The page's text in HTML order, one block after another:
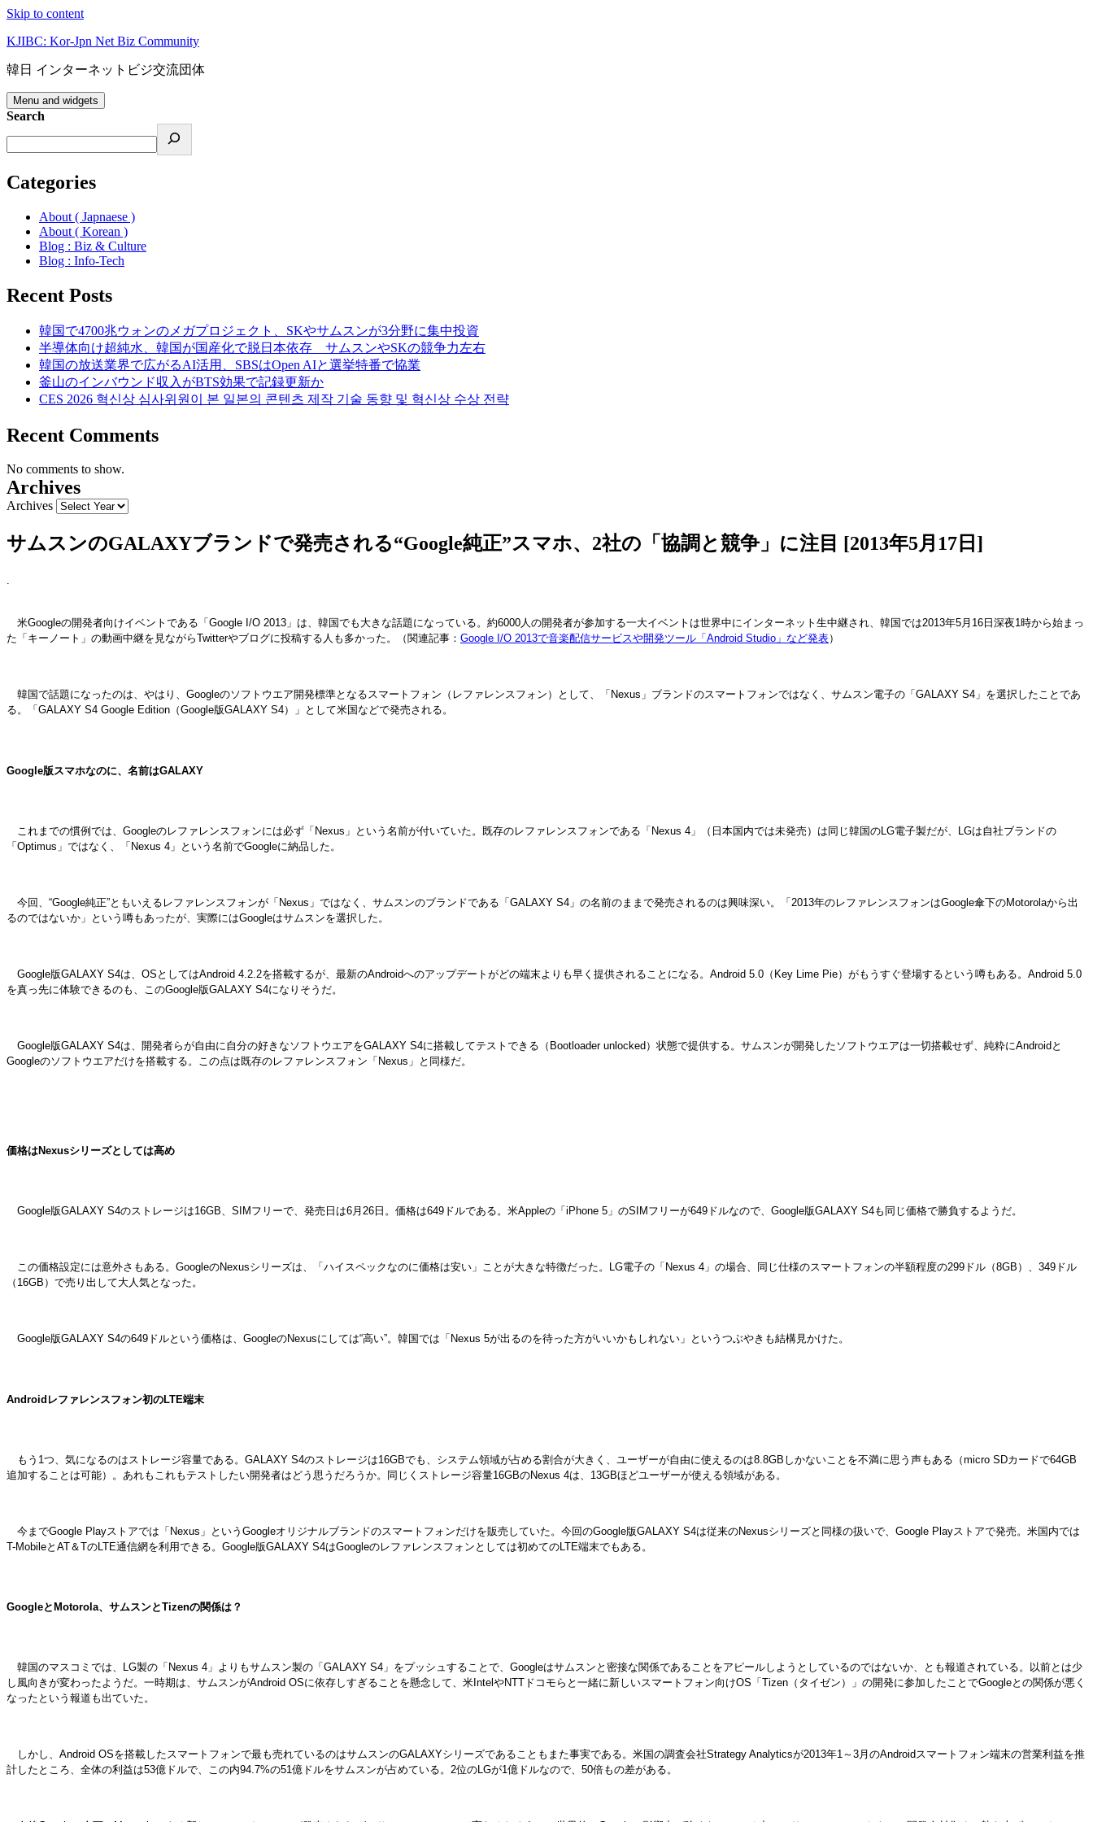
Skip to content
KJIBC: Kor-Jpn Net Biz Community
韓日 インターネットビジ交流団体
Menu and widgets
Search
Categories
About ( Japnaese )
About ( Korean )
Blog : Biz & Culture
Blog : Info-Tech
Recent Posts
韓国で4700兆ウォンのメガプロジェクト、SKやサムスンが3分野に集中投資
半導体向け超純水、韓国が国産化で脱日本依存 サムスンやSKの競争力左右
韓国の放送業界で広がるAI活用、SBSはOpen AIと選挙特番で協業
釜山のインバウンド収入がBTS効果で記録更新か
CES 2026 혁신상 심사위원이 본 일본의 콘텐츠 제작 기술 동향 및 혁신상 수상 전략
Recent Comments
No comments to show.
Archives
Archives
サムスンのGALAXYブランドで発売される“Google純正”スマホ、2社の「協調と競争」に注目 [2013年5月17日]
.
米Googleの開発者向けイベントである「Google I/O 2013」は、韓国でも大きな話題になっている。約6000人の開発者が参加する一大イベントは世界中にインターネット生中継され、韓国では2013年5月16日深夜1時から始まっ
た「キーノート」の動画中継を見ながらTwitterやブログに投稿する人も多かった。（関連記事： Google I/O 2013で音楽配信サービスや開発ツール「Android Studio」など発表）
韓国で話題になったのは、やはり、Googleのソフトウエア開発標準となるスマートフォン（レファレンスフォン）として、「Nexus」ブランドのスマートフォンではなく、サムスン電子の「GALAXY S4」を選択したことであ
る。「GALAXY S4 Google Edition（Google版GALAXY S4）」として米国などで発売される。
Google版スマホなのに、名前はGALAXY
これまでの慣例では、Googleのレファレンスフォンには必ず「Nexus」という名前が付いていた。既存のレファレンスフォンである「Nexus 4」（日本国内では未発売）は同じ韓国のLG電子製だが、LGは自社ブランドの
「Optimus」ではなく、「Nexus 4」という名前でGoogleに納品した。
今回、“Google純正”ともいえるレファレンスフォンが「Nexus」ではなく、サムスンのブランドである「GALAXY S4」の名前のままで発売されるのは興味深い。「2013年のレファレンスフォンはGoogle傘下のMotorolaから出
るのではないか」という噂もあったが、実際にはGoogleはサムスンを選択した。
Google版GALAXY S4は、OSとしてはAndroid 4.2.2を搭載するが、最新のAndroidへのアップデートがどの端末よりも早く提供されることになる。Android 5.0（Key Lime Pie）がもうすぐ登場するという噂もある。Android 5.0
を真っ先に体験できるのも、このGoogle版GALAXY S4になりそうだ。
Google版GALAXY S4は、開発者らが自由に自分の好きなソフトウエアをGALAXY S4に搭載してテストできる（Bootloader unlocked）状態で提供する。サムスンが開発したソフトウエアは一切搭載せず、純粋にAndroidと
Googleのソフトウエアだけを搭載する。この点は既存のレファレンスフォン「Nexus」と同様だ。
価格はNexusシリーズとしては高め
Google版GALAXY S4のストレージは16GB、SIMフリーで、発売日は6月26日。価格は649ドルである。米Appleの「iPhone 5」のSIMフリーが649ドルなので、Google版GALAXY S4も同じ価格で勝負するようだ。
この価格設定には意外さもある。GoogleのNexusシリーズは、「ハイスペックなのに価格は安い」ことが大きな特徴だった。LG電子の「Nexus 4」の場合、同じ仕様のスマートフォンの半額程度の299ドル（8GB）、349ドル
（16GB）で売り出して大人気となった。
Google版GALAXY S4の649ドルという価格は、GoogleのNexusにしては“高い”。韓国では「Nexus 5が出るのを待った方がいいかもしれない」というつぶやきも結構見かけた。
Androidレファレンスフォン初のLTE端末
もう1つ、気になるのはストレージ容量である。GALAXY S4のストレージは16GBでも、システム領域が占める割合が大きく、ユーザーが自由に使えるのは8.8GBしかないことを不満に思う声もある（micro SDカードで64GB
追加することは可能）。あれもこれもテストしたい開発者はどう思うだろうか。同じくストレージ容量16GBのNexus 4は、13GBほどユーザーが使える領域がある。
今までGoogle Playストアでは「Nexus」というGoogleオリジナルブランドのスマートフォンだけを販売していた。今回のGoogle版GALAXY S4は従来のNexusシリーズと同様の扱いで、Google Playストアで発売。米国内では
T-MobileとAT＆TのLTE通信網を利用できる。Google版GALAXY S4はGoogleのレファレンスフォンとしては初めてのLTE端末でもある。
GoogleとMotorola、サムスンとTizenの関係は？
韓国のマスコミでは、LG製の「Nexus 4」よりもサムスン製の「GALAXY S4」をプッシュすることで、Googleはサムスンと密接な関係であることをアピールしようとしているのではないか、とも報道されている。以前とは少
し風向きが変わったようだ。一時期は、サムスンがAndroid OSに依存しすぎることを懸念して、米IntelやNTTドコモらと一緒に新しいスマートフォン向けOS「Tizen（タイゼン）」の開発に参加したことでGoogleとの関係が悪く
なったという報道も出ていた。
しかし、Android OSを搭載したスマートフォンで最も売れているのはサムスンのGALAXYシリーズであることもまた事実である。米国の調査会社Strategy Analyticsが2013年1～3月のAndroidスマートフォン端末の営業利益を推
計したところ、全体の利益は53億ドルで、この内94.7%の51億ドルをサムスンが占めている。2位のLGが1億ドルなので、50倍もの差がある。